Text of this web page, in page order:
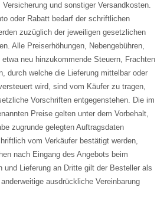
und sonstiger Versandkosten.
oder Rabatt bedarf der schriftlichen
zuzüglich der jeweiligen gesetzlichen
Alle Preiserhöhungen, Nebengebühren,
neu hinzukommende Steuern, Frachten
durch welche die Lieferung mittelbar oder
wird, sind vom Käufer zu tragen,
Vorschriften entgegenstehen. Die im
Preise gelten unter dem Vorbehalt,
zugrunde gelegten Auftragsdaten
vom Verkäufer bestätigt werden,
nach Eingang des Angebots beim
und Lieferung an Dritte gilt der Besteller als
ausdrückliche Vereinbarung